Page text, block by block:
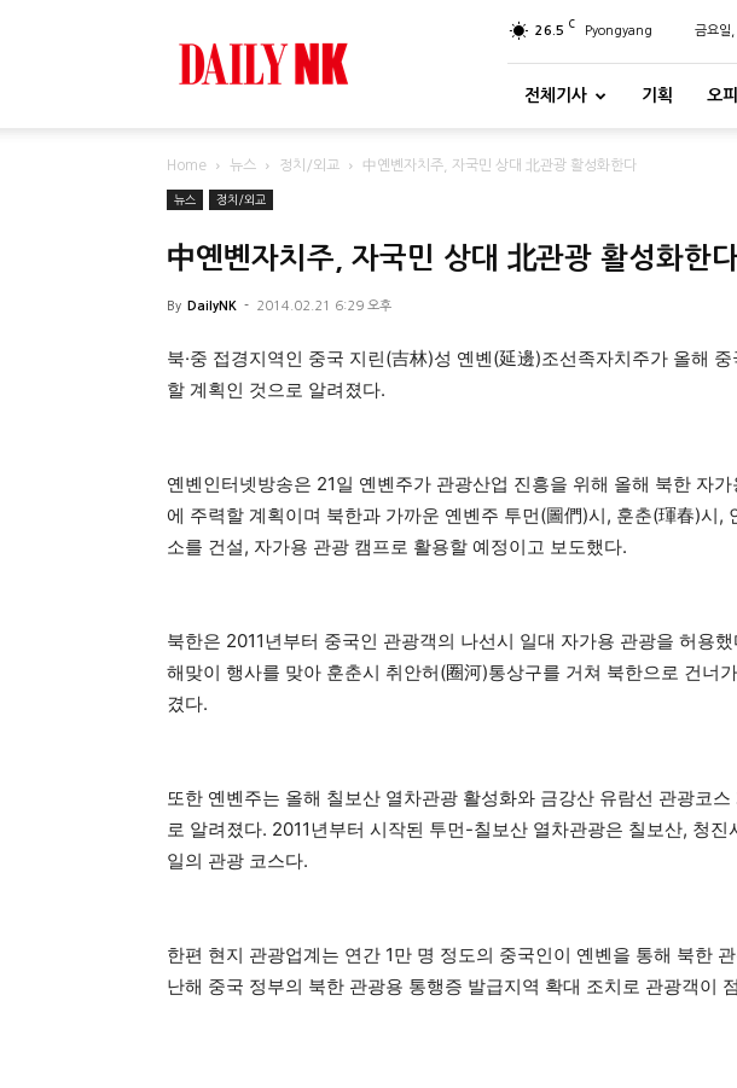
26.5 C Pyongyang 금요
전체기사 기획 오
Home 뉴스 정치/외교 中옌볜자치주, 자국민 상대 北관광 활성화한다
뉴스 정치/외교
中옌볜자치주, 자국민 상대 北관광 활성화한
By DailyNK - 2014.02.21 6:29 오후
북·중 접경지역인 중국 지린(吉林)성 옌볜(延邊)조선족자치주가 올해
할 계획인 것으로 알려졌다.
옌볜인터넷방송은 21일 옌볜주가 관광산업 진흥을 위해 올해 북한 자
에 주력할 계획이며 북한과 가까운 옌볜주 투먼(圖們)시, 훈춘(琿春)시,
소를 건설, 자가용 관광 캠프로 활용할 예정이고 보도했다.
북한은 2011년부터 중국인 관광객의 나선시 일대 자가용 관광을 허용
해맞이 행사를 맞아 훈춘시 취안허(圈河)통상구를 거쳐 북한으로 건너
겼다.
또한 옌볜주는 올해 칠보산 열차관광 활성화와 금강산 유람선 관광코
로 알려졌다. 2011년부터 시작된 투먼-칠보산 열차관광은 칠보산, 청
일의 관광 코스다.
한편 현지 관광업계는 연간 1만 명 정도의 중국인이 옌볜을 통해 북한
난해 중국 정부의 북한 관광용 통행증 발급지역 확대 조치로 관광객이